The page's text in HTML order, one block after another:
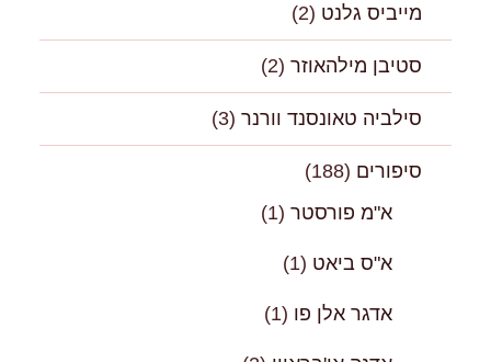
מייביס גלנט (2)
סטיבן מילהאוזר (2)
סילביה טאונסנד וורנר (3)
סיפורים (188)
א"מ פורסטר (1)
א"ס ביאט (1)
אדגר אלן פו (1)